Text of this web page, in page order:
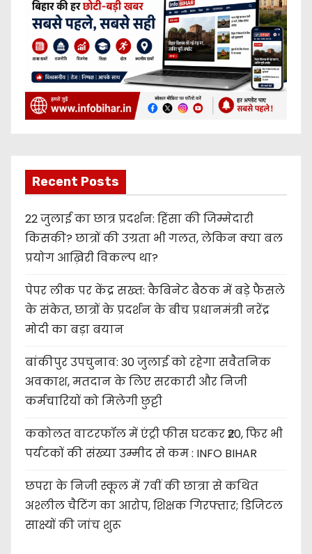
Recent Posts
22 जुलाई का छात्र प्रदर्शन: हिंसा की जिम्मेदारी
किसकी? छात्रों की उग्रता भी गलत, लेकिन क्या बल
प्रयोग आख़िरी विकल्प था?
पेपर लीक पर केंद्र सख्त: कैबिनेट बैठक में बड़े फैसले
के संकेत, छात्रों के प्रदर्शन के बीच प्रधानमंत्री नरेंद्र
मोदी का बड़ा बयान
बांकीपुर उपचुनाव: 30 जुलाई को रहेगा सवैतनिक
अवकाश, मतदान के लिए सरकारी और निजी
कर्मचारियों को मिलेगी छुट्टी
ककोलत वाटरफॉल में एंट्री फीस घटकर ₹20, फिर भी
पर्यटकों की संख्या उम्मीद से कम : INFO BIHAR
छपरा के निजी स्कूल में 7वीं की छात्रा से कथित
अश्लील चैटिंग का आरोप, शिक्षक गिरफ्तार; डिजिटल
साक्ष्यों की जांच शुरू